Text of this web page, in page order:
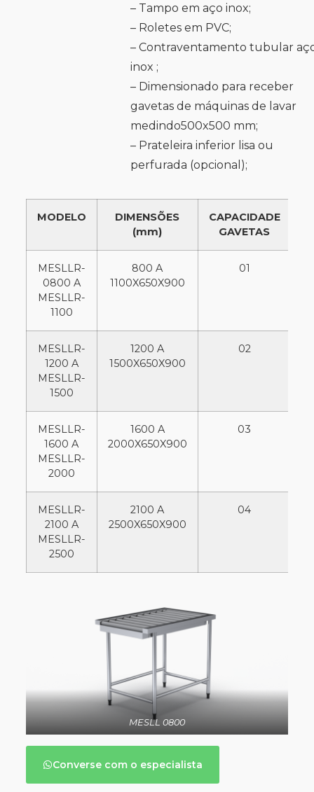
– Tampo em aço inox;
– Roletes em PVC;
– Contraventamento tubular
inox ;
– Dimensionado para receber
gavetas de máquinas de lavar
medindo500x500 mm;
– Prateleira inferior lisa ou
perfurada (opcional);
MODELO
DIMENSÕES
(mm)
CAPACIDADE
GAVETAS
MESLLR-
0800 A
MESLLR-
1100
800 A
1100X650X900
01
MESLLR-
1200 A
MESLLR-
1500
1200 A
1500X650X900
02
MESLLR-
1600 A
MESLLR-
2000
1600 A
2000X650X900
03
MESLLR-
2100 A
MESLLR-
2500
2100 A
2500X650X900
04
MESLL 0800
Converse com o especialista